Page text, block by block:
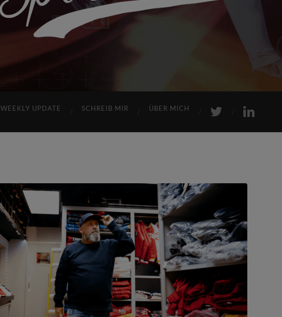
WEEKLY UPDATE SCHREIB MIR ÜBER MICH